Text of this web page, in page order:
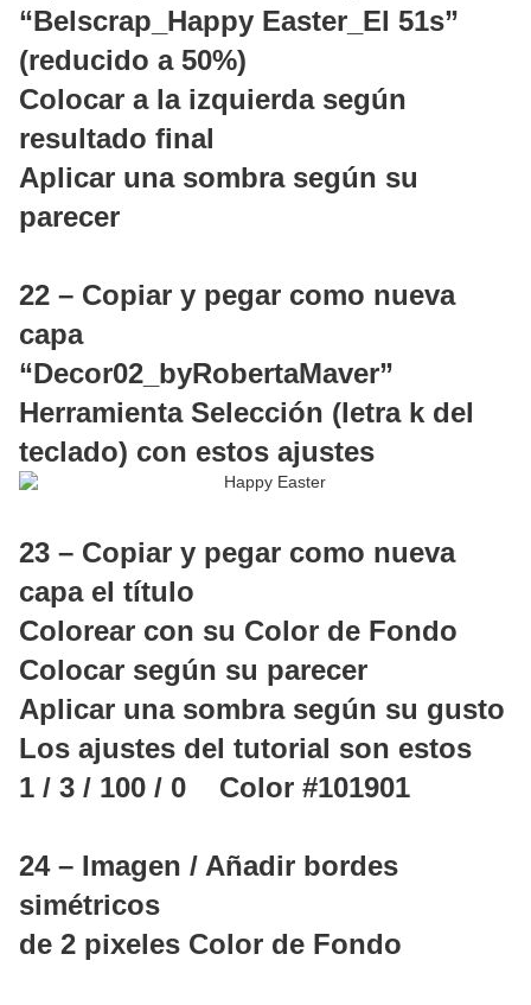
“Belscrap_Happy Easter_El 51s”
(reducido a 50%)
Colocar a la izquierda según
resultado final
Aplicar una sombra según su
parecer
22 – Copiar y pegar como nueva
capa
“Decor02_byRobertaMaver”
Herramienta Selección (letra k del
teclado) con estos ajustes
23 – Copiar y pegar como nueva
capa el título
Colorear con su Color de Fondo
Colocar según su parecer
Aplicar una sombra según su gusto
Los ajustes del tutorial son estos
1 / 3 / 100 / 0 Color #101901
24 – Imagen / Añadir bordes
simétricos
de 2 pixeles Color de Fondo